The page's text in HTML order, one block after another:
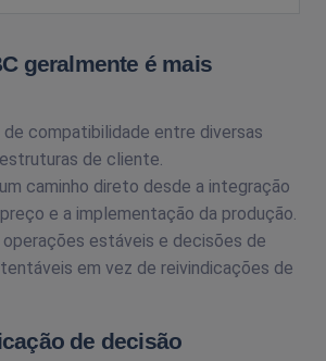
geralmente é mais
compatibilidade entre diversas
de cliente.
caminho direto desde a integração
e a implementação da produção.
estáveis ​​e decisões de
​​em vez de reivindicações de
de decisão